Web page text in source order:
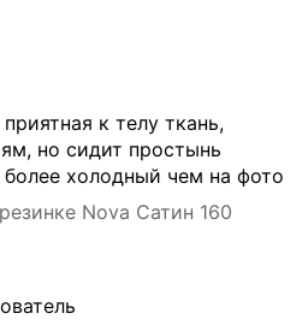
к телу ткань,
но сидит простынь
холодный чем на фото
Nova Сатин 160